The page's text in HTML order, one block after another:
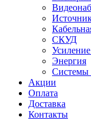
СКУД
Энергия
Системы
Акции
Оплата
Доставка
Контакты